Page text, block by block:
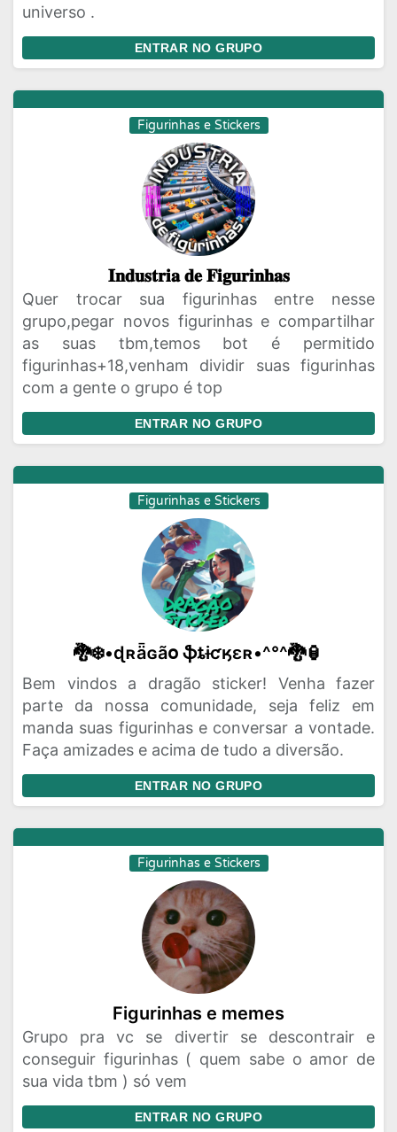
universo .
ENTRAR NO GRUPO
Figurinhas e Stickers
𝐈𝐧𝐝𝐮𝐬𝐭𝐫𝐢𝐚 𝐝𝐞 𝐅𝐢𝐠𝐮𝐫𝐢𝐧𝐡𝐚𝐬
Quer trocar sua figurinhas entre nesse
grupo,pegar novos figurinhas e compartilhar
as suas tbm,temos bot é permitido
figurinhas+18,venham dividir suas figurinhas
com a gente o grupo é top
ENTRAR NO GRUPO
Figurinhas e Stickers
🐉❄️•ɖʀǟɢãօ ֆȶɨƈӄɛʀ•^°^🐉🏮
Bem vindos a dragão sticker! Venha fazer
parte da nossa comunidade, seja feliz em
manda suas figurinhas e conversar a vontade.
Faça amizades e acima de tudo a diversão.
ENTRAR NO GRUPO
Figurinhas e Stickers
Figurinhas e memes
Grupo pra vc se divertir se descontrair e
conseguir figurinhas ( quem sabe o amor de
sua vida tbm ) só vem
ENTRAR NO GRUPO